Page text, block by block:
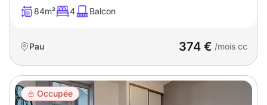
84m² 4 Balcon
Pau 374 € /mois cc
Occupée